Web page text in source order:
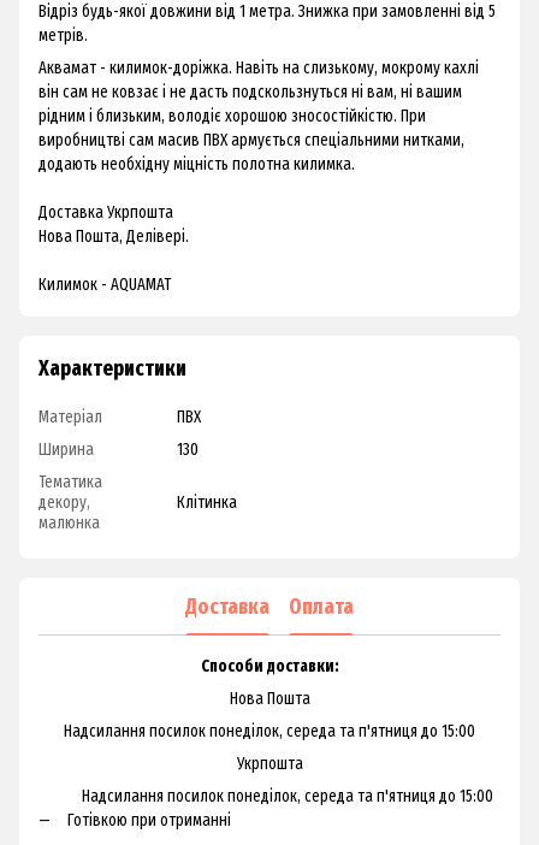
Відріз будь-якої довжини від 1 метра. Знижка при замовленні від 5
метрів.
Аквамат - килимок-доріжка. Навіть на слизькому, мокрому кахлі
він сам не ковзає і не дасть подскользнуться ні вам, ні вашим
рідним і близьким, володіє хорошою зносостійкістю. При
виробництві сам масив ПВХ армується спеціальними нитками,
додають необхідну міцність полотна килимка.
Доставка Укрпошта
Нова Пошта, Делівері.
Килимок - AQUAMAT
Характеристики
Матеріал
ПВХ
Ширина
130
Тематика
декору,
малюнка
Клітинка
Доставка Оплата
Способи доставки:
Нова Пошта
Надсилання посилок понеділок, середа та п'ятниця до 15:00
Укрпошта
Надсилання посилок понеділок, середа та п'ятниця до 15:00
Готівкою при отриманні